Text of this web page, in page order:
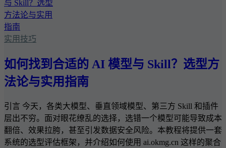
实用技巧
如何找到合适的 AI 模型与 Skill？选型方
法论与实用指南
引言 今天，各类大模型、垂直领域模型、第三方 Skill 和插件
层出不穷。面对眼花缭乱的选择，选错一个模型可能导致成本
翻倍、效果拉胯，甚至引发数据安全风险。本教程将提供一套
系统的选型评估框架，并介绍如何使用 ai.okmg.cn 这样的聚合